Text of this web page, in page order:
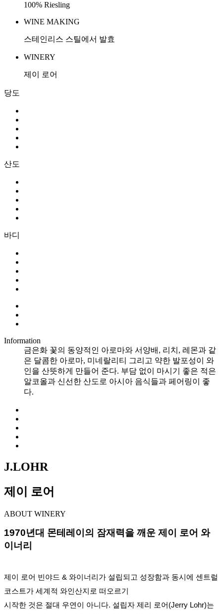
100% Riesling
WINE MAKING
스테인리스 스틸에서 발효
WINERY
제이 로어
당도
산도
바디
Information
금은화 꽃의 동양적인 아로마와 서양배, 리치, 레몬과 같
은 달콤한 아로마, 미네랄리티 그리고 약한 발포성이 와
인을 산뜻하게 만들어 준다. 부담 없이 마시기 좋은 적은
알코올과 신선한 산도로 아시아 음식들과 페어링이 좋
다.
J.LOHR
제이 로어
ABOUT WINERY
1970년대 몬테레이의 잠재력을 깨운 제이 로어 와
이너리
제이 로어 빈야드 & 와이너리가 설립되고 성장함과 동시에 센트럴
코스트가 세계적 와인산지로 떠오르기
시작한 것은 절대 우연이 아니다. 설립자 제리 로어(Jerry Lohr)는